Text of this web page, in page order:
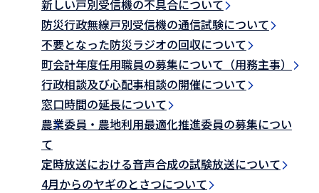
新しい戸別受信機の不具合について
防災行政無線戸別受信機の通信試験について
不要となった防災ラジオの回収について
町会計年度任用職員の募集について（用務主事）
行政相談及び心配事相談の開催について
窓口時間の延長について
農業委員・農地利用最適化推進委員の募集につい
て
定時放送における音声合成の試験放送について
4月からのヤギのとさつについて